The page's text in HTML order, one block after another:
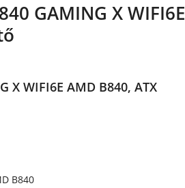
GAMING X WIFI6E
X WIFI6E AMD B840, ATX
B840